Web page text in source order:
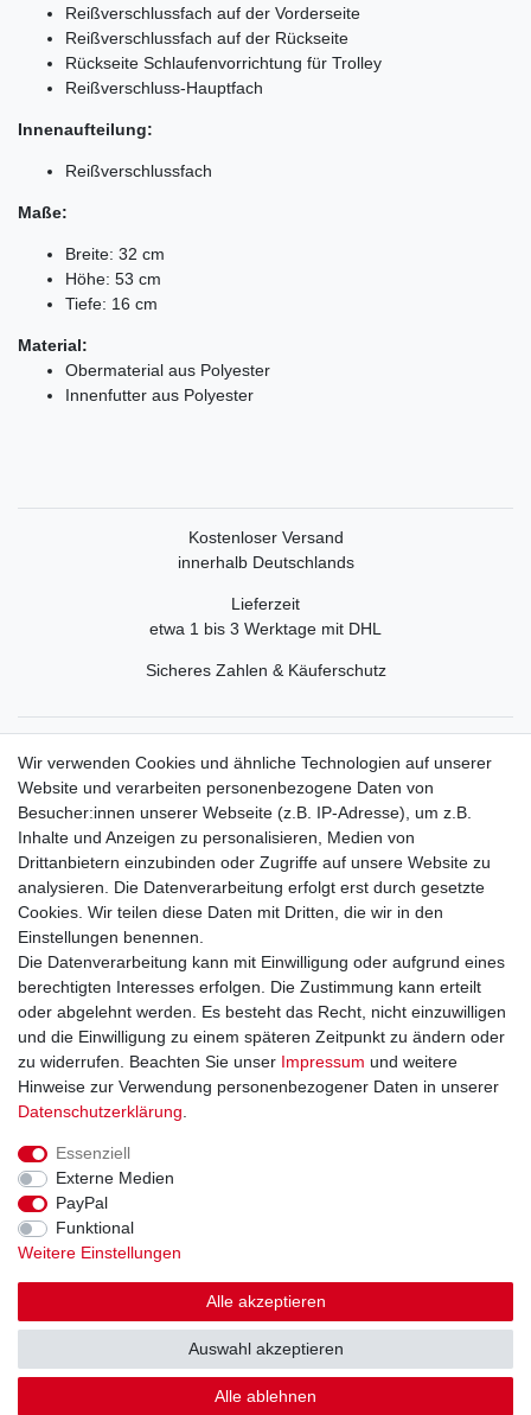
Reißverschlussfach auf der Vorderseite
Reißverschlussfach auf der Rückseite
Rückseite Schlaufenvorrichtung für Trolley
Reißverschluss-Hauptfach
Innenaufteilung:
Reißverschlussfach
Maße:
Breite: 32 cm
Höhe: 53 cm
Tiefe: 16 cm
Material:
Obermaterial aus Polyester
Innenfutter aus Polyester
Kostenloser Versand
innerhalb Deutschlands
Lieferzeit
etwa 1 bis 3 Werktage mit DHL
Sicheres Zahlen & Käuferschutz
Rechtliche Informationen
Widerrufsrecht
Widerrufsformular
Datenschutzerklärung
AGB
Impressum
Vertrag widerrufen Kontakt
Zahlungsarten
Kreditkarte
Lastschrift
Apple Pay
Google Pay
Vorkasse
Facebook
Wir verwenden Cookies und ähnliche Technologien auf unserer
Website und verarbeiten personenbezogene Daten von
Besucher:innen unserer Webseite (z.B. IP-Adresse), um z.B.
Inhalte und Anzeigen zu personalisieren, Medien von
Drittanbietern einzubinden oder Zugriffe auf unsere Website zu
analysieren. Die Datenverarbeitung erfolgt erst durch gesetzte
Cookies. Wir teilen diese Daten mit Dritten, die wir in den
Einstellungen benennen.
Die Datenverarbeitung kann mit Einwilligung oder aufgrund eines
berechtigten Interesses erfolgen. Die Zustimmung kann erteilt
oder abgelehnt werden. Es besteht das Recht, nicht einzuwilligen
und die Einwilligung zu einem späteren Zeitpunkt zu ändern oder
zu widerrufen. Beachten Sie unser Impressum und weitere
Hinweise zur Verwendung personenbezogener Daten in unserer
Daten­schutz­erklärung
Essenziell
Externe Medien
PayPal
Funktional
Weitere Einstellungen
Alle akzeptieren
Alle ablehnen
Auswahl akzeptieren